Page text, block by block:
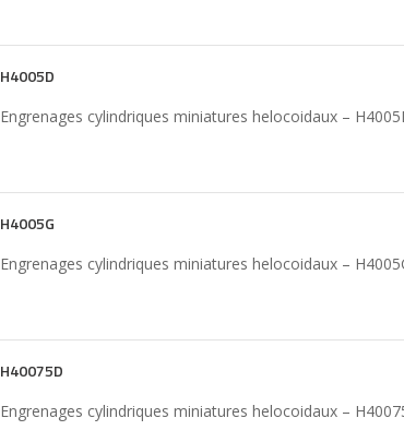
H4005D
Engrenages cylindriques miniatures helocoidaux –
H4005G
Engrenages cylindriques miniatures helocoidaux –
H40075D
Engrenages cylindriques miniatures helocoidaux –